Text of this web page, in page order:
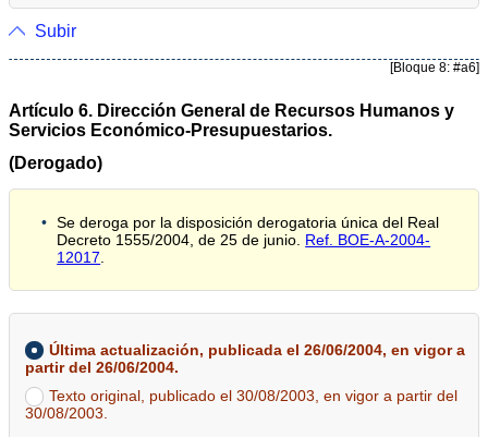
Subir
[Bloque 8: #a6]
Artículo 6. Dirección General de Recursos Humanos y
Servicios Económico-Presupuestarios.
(Derogado)
Se deroga por la disposición derogatoria única del Real
Decreto 1555/2004, de 25 de junio. Ref. BOE-A-2004-
12017
Última actualización, publicada el 26/06/2004, en vigor a
partir del 26/06/2004.
Texto original, publicado el 30/08/2003, en vigor a partir del
30/08/2003.